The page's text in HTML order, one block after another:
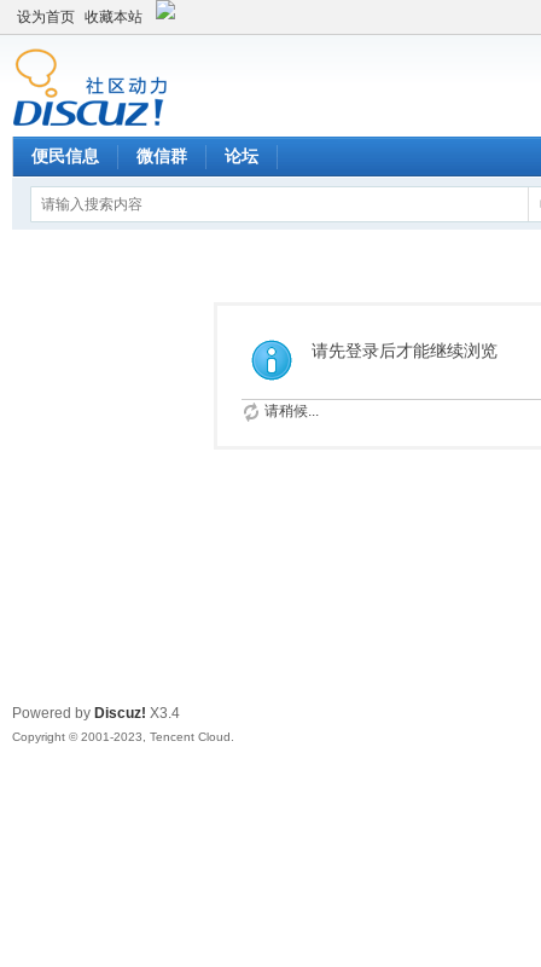
设为首页 收藏本站
便民信息 微信群 论坛
请先登录后才能继续浏览
请稍候...
Powered by Discuz! X3.4
Copyright © 2001-2023, Tencent Cloud.